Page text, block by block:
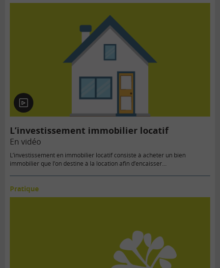
En
vidéo
L’investissement immobilier locatif
En vidéo
L’investissement en immobilier locatif consiste à acheter un bien
immobilier que l’on destine à la location afin d’encaisser…
Pratique